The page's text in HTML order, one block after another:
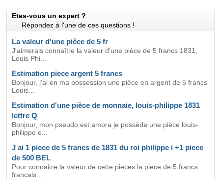
Etes-vous un expert ?
Répondez à l'une de ces questions !
La valeur d'une pièce de 5 fr
J'aimerais connaître la valeur d'une pièce de 5 francs 1831,
Louis Phi...
Estimation piece argent 5 francs
Bonjour, j'ai en ma possession une pièce en argent de 5 francs
Louis...
Estimation d'une pièce de monnaie, louis-philippe 1831
lettre Q
Bonjour, mon pseudo est amora je possède une pièce louis-
philippe e...
J ai 1 piece de 5 francs de 1831 du roi philippe i +1 piece
de 500 BEL
Pour connaitre la valeur de cette pieces la piece de 5 francs
francais...